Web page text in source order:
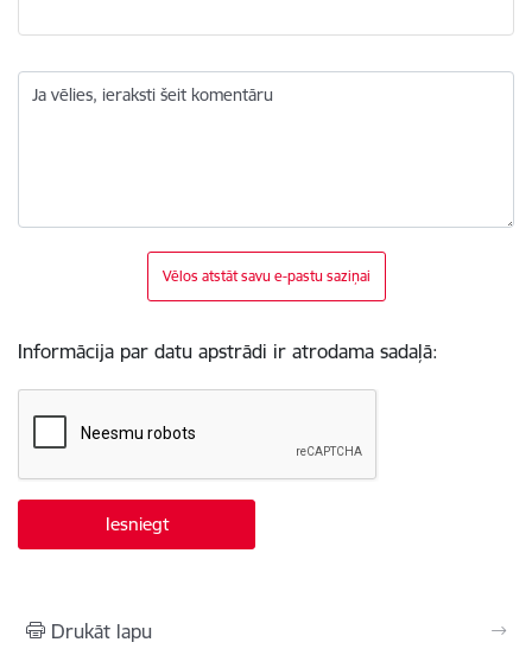
Ja vēlies, ieraksti šeit komentāru
Vēlos atstāt savu e-pastu saziņai
Informācija par datu apstrādi ir atrodama sadaļā:
Drukāt lapu